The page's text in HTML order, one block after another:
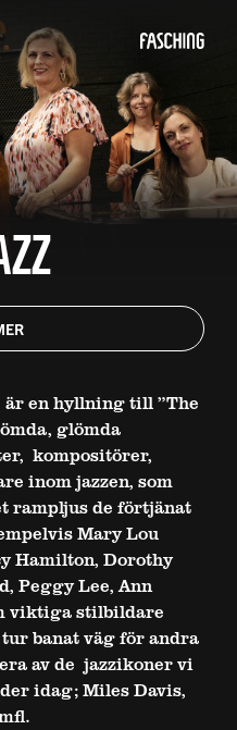
är en hyllning till ”The
glömda
kompositörer,
inom jazzen, som
rampljus de förtjänat
Mary Lou
Hamilton, Dorothy
Peggy Lee, Ann
viktiga stilbildare
banat väg för andra
av de jazzikoner vi
idag; Miles Davis,